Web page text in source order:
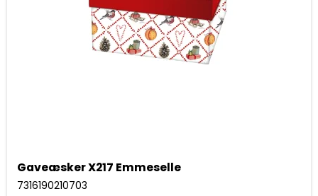
Gaveæsker X217 Emmeselle
7316190210703